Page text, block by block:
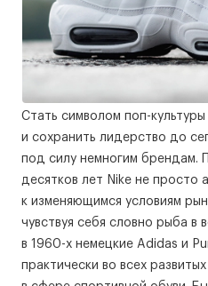
Стать символом поп-
и сохранить лидерство до
под силу немногим брендам.
десятков лет Nike не просто
к изменяющимся условиям
чувствуя себя словно рыба в
в 1960-х немецкие Adidas и
практически во всех